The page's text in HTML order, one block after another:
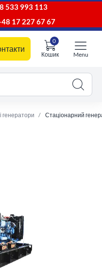
533 993 113
17 227 67 67
Кошик
0
Menu
генератори Стаціонарний